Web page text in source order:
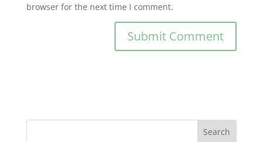
browser for the next time I comment.